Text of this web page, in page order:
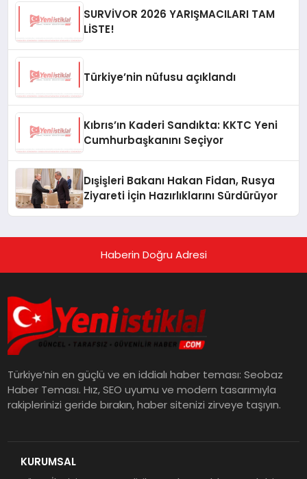
SURVİVOR 2026 YARIŞMACILARI TAM
LİSTE!
Türkiye’nin nüfusu açıklandı
Kıbrıs’ın Kaderi Sandıkta: KKTC Yeni
Cumhurbaşkanını Seçiyor
Dışişleri Bakanı Hakan Fidan, Rusya
Ziyareti İçin Hazırlıklarını Sürdürüyor
Haberin Doğru Adresi
Türkiye’nin en güçlü ve en iddialı haber teması: Seobaz
Haber Teması. Hız, SEO uyumu ve modern tasarımıyla
rakiplerinizi geride bırakın, haber sitenizi zirveye taşıyın.
KURUMSAL